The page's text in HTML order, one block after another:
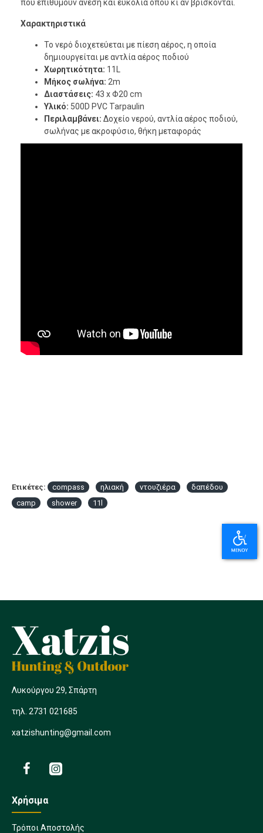
που επιθυμούν άνεση και ευκολία όπου κι αν βρίσκονται.
Χαρακτηριστικά
Το νερό διοχετεύεται με πίεση αέρος, η οποία
δημιουργείται με αντλία αέρος ποδιού
Χωρητικότητα: 11L
Μήκος σωλήνα: 2m
Διαστάσεις: 43 x Φ20 cm
Υλικό: 500D PVC Tarpaulin
Περιλαμβάνει: Δοχείο νερού, αντλία αέρος ποδιού,
σωλήνας με ακροφύσιο, θήκη μεταφοράς
Ετικέτες: compass ηλιακή ντουζιέρα
δαπέδου
camp
shower 11l
Λυκούργου 29, Σπάρτη
τηλ. 2731 021685
xatzishunting@gmail.com
Χρήσιμα
Τρόποι Αποστολής